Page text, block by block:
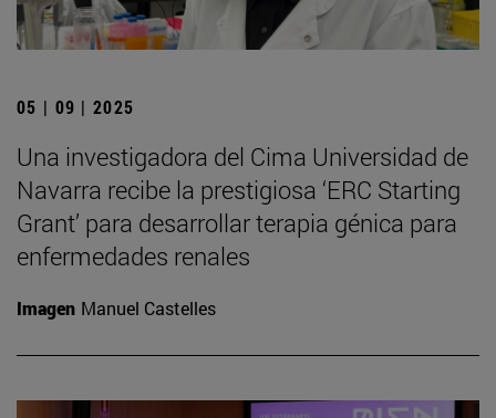
05 | 09 | 2025
Una investigadora del Cima Universidad de
Navarra recibe la prestigiosa ‘ERC Starting
Grant’ para desarrollar terapia génica para
enfermedades renales
Imagen Manuel Castelles